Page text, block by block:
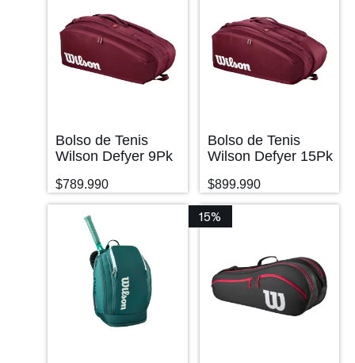
Bolso de Tenis
Wilson Defyer 9Pk
$789.990
Bolso de Tenis
Wilson Defyer 15Pk
$899.990
15%